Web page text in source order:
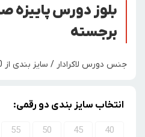
بلوز دورس پاییزه
برجسته
جنس دورس لاکرادار / سایز بندی از 40 تا 55
انتخاب سایز بندی دو رقمی:
40
45
50
55